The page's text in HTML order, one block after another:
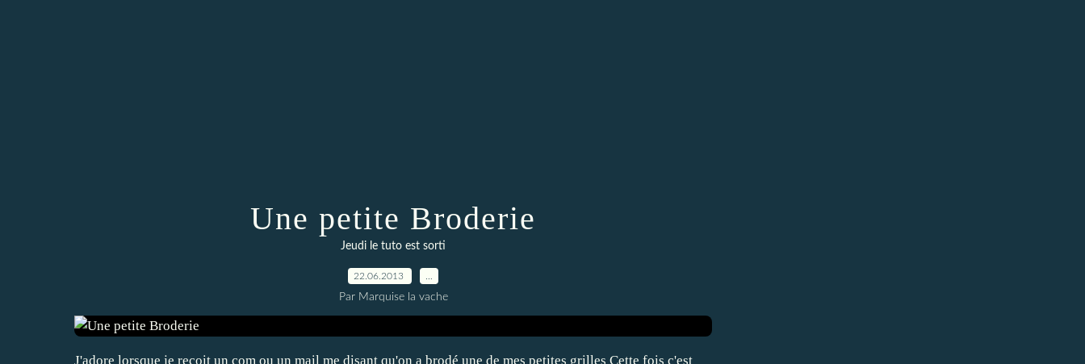
Une petite Broderie
Jeudi le tuto est sorti
22.06.2013
Par Marquise la vache
J'adore lorsque je reçoit un com ou un mail me disant qu'on a brodé une de mes petites grilles Cette fois c'est